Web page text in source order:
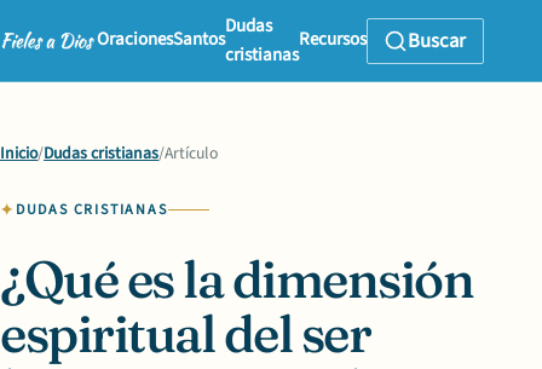
OracionesSantos
Dudas
cristianas
Recursos Buscar
Inicio/Dudas cristianas/Artículo
DUDAS CRISTIANAS
¿Qué es la dimensión
espiritual del ser